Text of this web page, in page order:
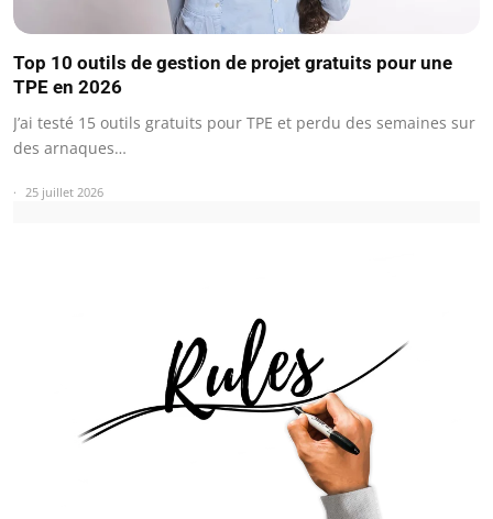
Top 10 outils de gestion de projet gratuits pour une
TPE en 2026
J’ai testé 15 outils gratuits pour TPE et perdu des semaines sur
des arnaques…
25 juillet 2026